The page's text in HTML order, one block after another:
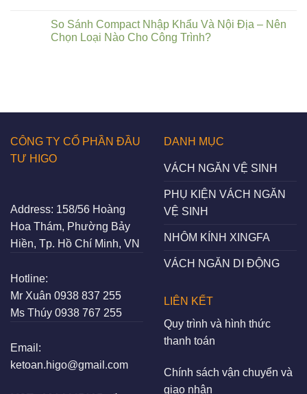
So Sánh Compact Nhập Khẩu Và Nội Địa – Nên
Chọn Loại Nào Cho Công Trình?
CÔNG TY CỔ PHẦN ĐẦU
TƯ HIGO
Address: 158/56 Hoàng
Hoa Thám, Phường Bảy
Hiền, Tp. Hồ Chí Minh, VN
Hotline:
Mr Xuân 0938 837 255
Ms Thúy 0938 767 255
Email:
ketoan.higo@gmail.com
DANH MỤC
VÁCH NGĂN VỆ SINH
PHỤ KIỆN VÁCH NGĂN
VỆ SINH
NHÔM KÍNH XINGFA
VÁCH NGĂN DI ĐỘNG
LIÊN KẾT
Quy trình và hình thức
thanh toán
Chính sách vận chuyển và
giao nhận